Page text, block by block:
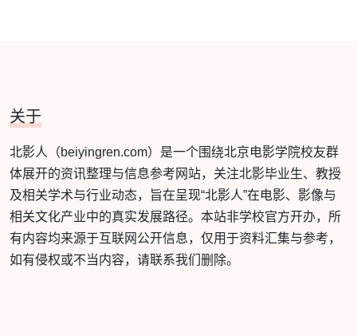
关于
北影人（beiyingren.com）是一个围绕北京电影学院校友群
体展开的资讯整理与信息参考网站，关注北影毕业生、教授
及相关学术与行业动态，旨在呈现“北影人”在电影、影像与
相关文化产业中的真实发展路径。本站非学校官方开办，所
有内容均来源于互联网公开信息，仅用于资料汇集与参考，
如有侵权或不当内容，请联系我们删除。